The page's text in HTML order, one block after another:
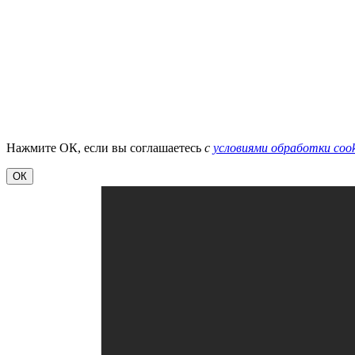
Нажмите ОК, если вы соглашаетесь с условиями обработки
ОК